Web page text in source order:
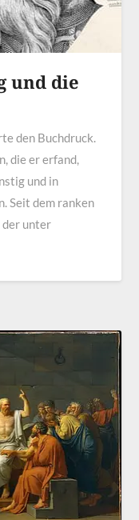
und die
den Buchdruck.
die er erfand,
und in
Seit dem ranken
der unter